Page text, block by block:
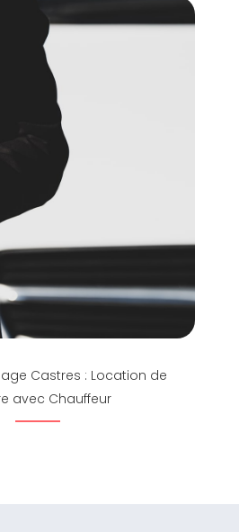
Castres : Location de
avec Chauffeur